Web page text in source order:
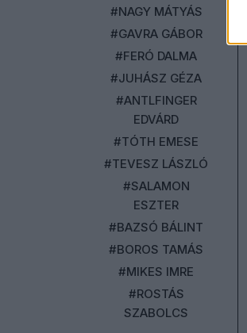
#NAGY MÁTYÁS
#GAVRA GÁBOR
#FERÓ DALMA
#JUHÁSZ GÉZA
#ANTLFINGER
EDVÁRD
#TÓTH EMESE
#TEVESZ LÁSZLÓ
#SALAMON
ESZTER
#BAZSÓ BÁLINT
#BOROS TAMÁS
#MIKES IMRE
#ROSTÁS
SZABOLCS